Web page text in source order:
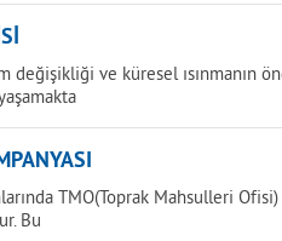
ve küresel ısınmanın
TMO(Toprak Mahsulleri
Bu